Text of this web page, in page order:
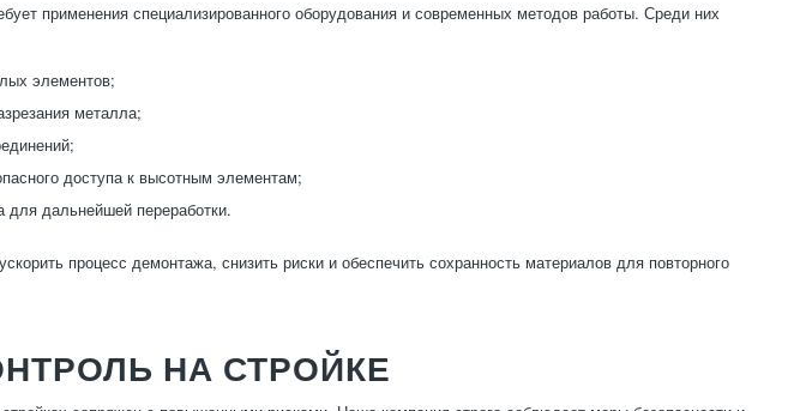
применения специализированного оборудования и современных методов работы. Среди них
элементов;
металла;
доступа к высотным элементам;
дальнейшей переработки.
процесс демонтажа, снизить риски и обеспечить сохранность материалов для повторного
НА СТРОЙКЕ